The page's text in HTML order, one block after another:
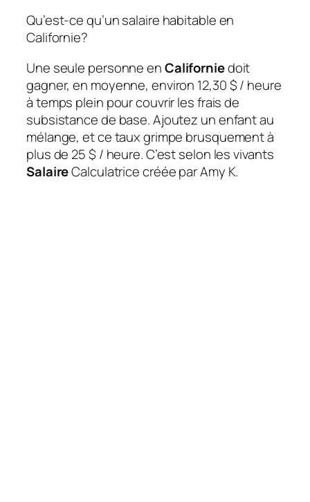
Qu’est-ce qu’un salaire habitable en
Californie?
Une seule personne enCaliforniedoit
gagner, en moyenne, environ 12,30 $ / heure
à temps plein pour couvrir les frais de
subsistance de base. Ajoutez un enfant au
mélange, et ce taux grimpe brusquement à
plus de 25 $ / heure. C’est selon les vivants
SalaireCalculatrice créée par Amy K.